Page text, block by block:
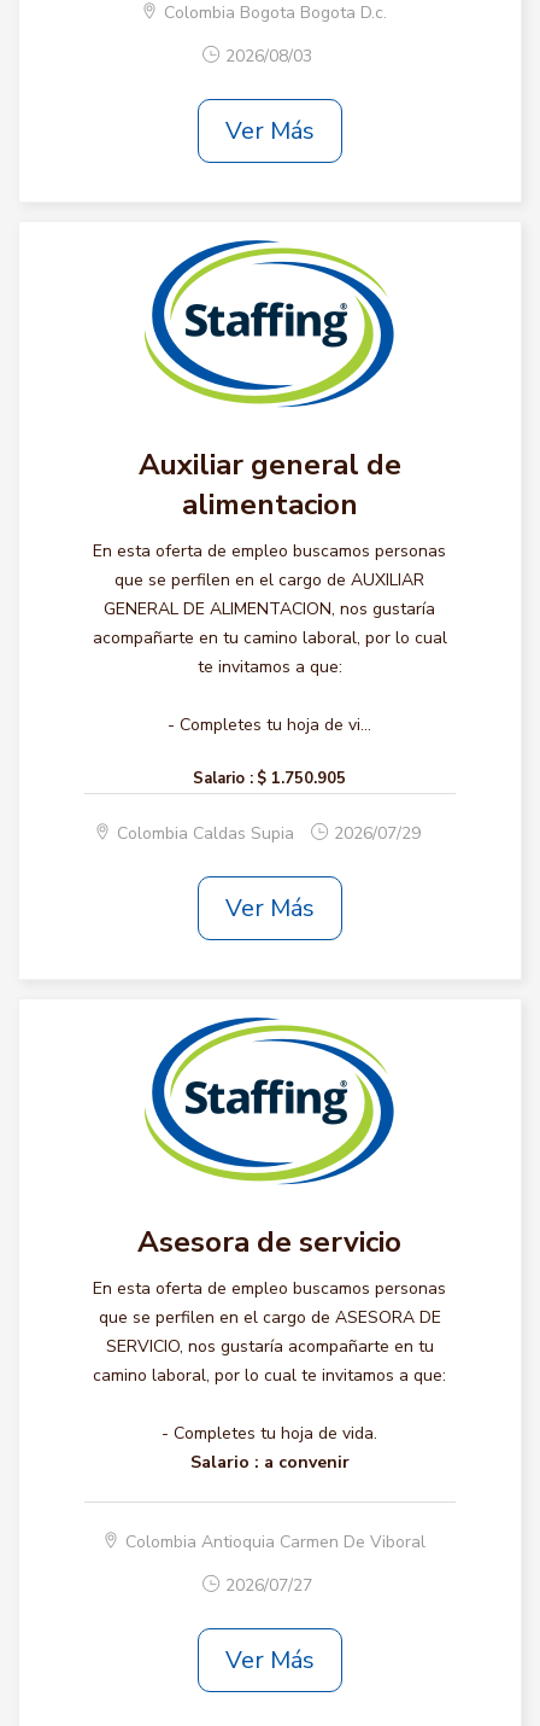
Colombia Bogota Bogota D.c.
2026/08/03
Ver Más
Auxiliar general de
alimentacion
En esta oferta de empleo buscamos personas
que se perfilen en el cargo de AUXILIAR
GENERAL DE ALIMENTACION, nos gustaría
acompañarte en tu camino laboral, por lo cual
te invitamos a que:
- Completes tu hoja de vi...
Salario : $ 1.750.905
Colombia Caldas Supia 2026/07/29
Ver Más
Asesora de servicio
En esta oferta de empleo buscamos personas
que se perfilen en el cargo de ASESORA DE
SERVICIO, nos gustaría acompañarte en tu
camino laboral, por lo cual te invitamos a que:
- Completes tu hoja de vida.
Salario : a convenir
Colombia Antioquia Carmen De Viboral
2026/07/27
Ver Más